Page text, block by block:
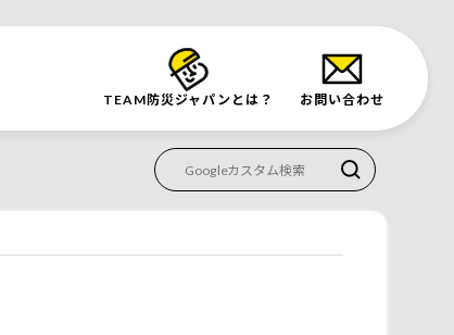
TEAM防災ジャパンとは？ お問い合わせ